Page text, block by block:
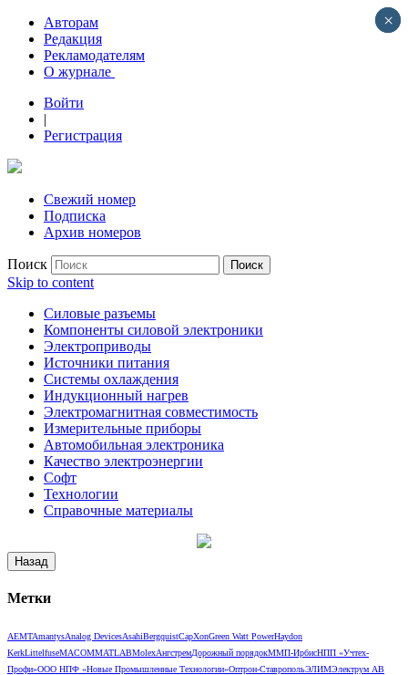
Авторам
Редакция
Рекламодателям
О журнале
Войти
|
Регистрация
Свежий номер
Подписка
Архив номеров
Поиск
Skip to content
Силовые разъемы
Компоненты силовой электроники
Электроприводы
Источники питания
Системы охлаждения
Индукционный нагрев
Электромагнитная совместимость
Измерительные приборы
Автомобильная электроника
Качество электроэнергии
Софт
Технологии
Справочные материалы
Метки
AEMTAmantysAnalog DevicesAsahiBergquistCapXonGreen Watt PowerHaydon
KerkLittelfuseMACOMMATLABMolexАнгстремДорожный порядокММП-ИрбисНПП «Учтех-
Профи»ООО НПФ «Новые Промышленные Технологии»Оптрон-СтавропольЭЛИМЭлектрум АВ
×
×